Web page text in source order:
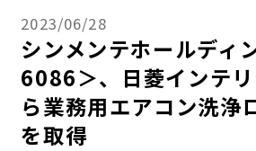
2023/06/28
シンメンテホールディ
6086＞、日菱インテ
ら業務用エアコン洗浄
を取得